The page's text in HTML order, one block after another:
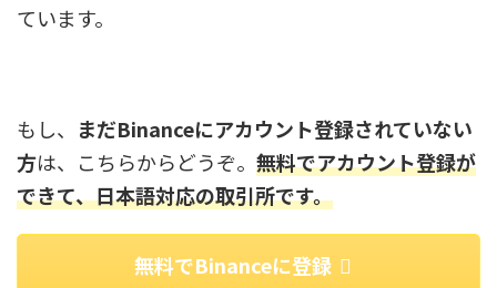
ています。
もし、
まだBinanceにアカウント登録されていない
方は、こちらからどうぞ。 無料でアカウント登録が
できて、日本語対応の取引所です。
無料でBinanceに登録